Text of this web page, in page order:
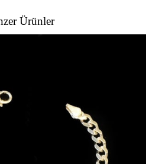
Ürünler